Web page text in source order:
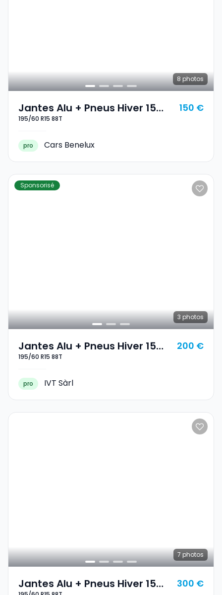
8 photos
Jantes Alu + Pneus Hiver 15
195/60 R15 88T
195/60 R15 88T
150 €
pro Cars Benelux
Sponsorisé
3 photos
Jantes Alu + Pneus Hiver 15
195/60 R15 88T
195/60 R15 88T
200 €
pro IVT Sàrl
7 photos
Jantes Alu + Pneus Hiver 15
300 €